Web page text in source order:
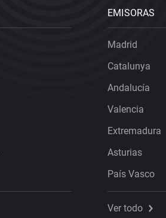
EMISORAS
Madrid
Catalunya
Andalucía
Valencia
Extremadura
Asturias
País Vasco
Ver todo